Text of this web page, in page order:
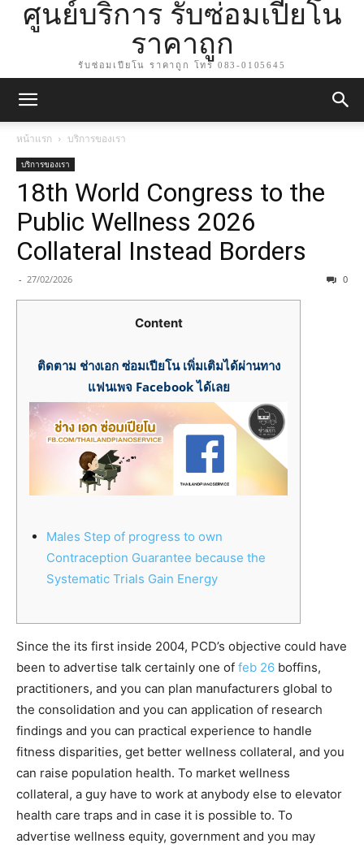
ศูนย์บริการ รับซ่อมเปียโน
ราคาถูก
รับซ่อมเปียโน ราคาถูก โทร 083-0105645
หน้าแรก บริการของเรา
บริการของเรา
18th World Congress to the
Public Wellness 2026
Collateral Instead Borders
- 27/02/2026 0
Content
ติดตาม ช่างเอก ซ่อมเปียโน เพิ่มเติมได้ผ่านทาง
แฟนเพจ Facebook ได้เลย
Males Step of progress to own
Contraception Guarantee because the
Systematic Trials Gain Energy
Since the its first inside 2004, PCD’s objective could have
been to advertise talk certainly one of feb 26 boffins,
practitioners, and you can plan manufacturers global to
the consolidation and you can application of research
findings and you can practical experience to handle
fitness disparities, get better wellness collateral, and you
can raise population health. To market wellness
collateral, a guy have to work at anybody else to elevator
health care traps and in case it is possible to. To
advertise wellness equity, government and you may